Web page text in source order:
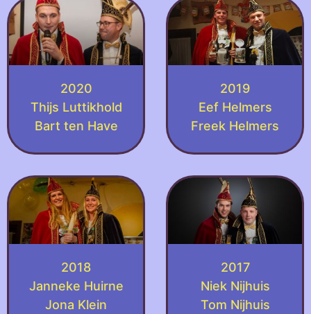
2020
Thijs Luttikhold
Bart ten Have
2019
Eef Helmers
Freek Helmers
2018
Janneke Huirne
Jona Klein
2017
Niek Nijhuis
Tom Nijhuis